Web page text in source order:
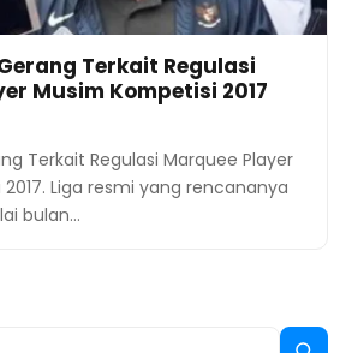
Terkait Regulasi
Musim Kompetisi 2017
Terkait Regulasi Marquee Player
Liga resmi yang rencananya
bulan…